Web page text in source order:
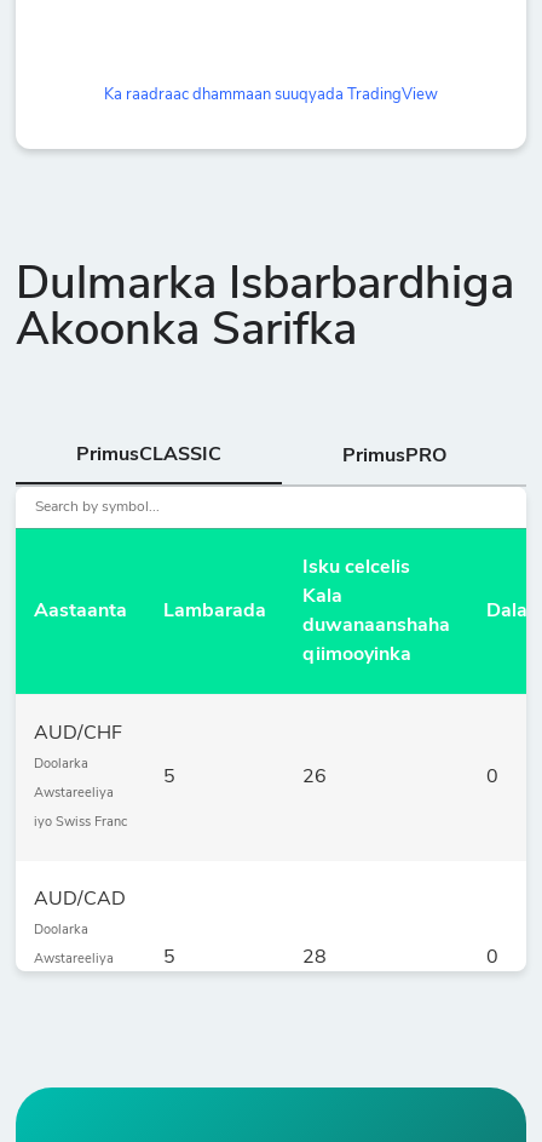
Ka raadraac dhammaan suuqyada TradingView
Dulmarka Isbarbardhiga
Akoonka Sarifka
PrimusCLASSIC PrimusPRO
Aastaanta Lambarada
Isku celcelis
Kala
duwanaanshaha
qiimooyinka
AUD/CHF
Doolarka
Awstareeliya
iyo Swiss Franc
5 26 0
AUD/CAD
Doolarka
Awstareeliya 5 28 0
AUD/JPY